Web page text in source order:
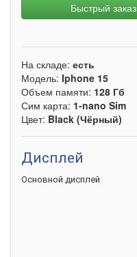
Быстрый заказ
На складе: есть
Модель: Iphone 15
Объем памяти: 128 Гб
Сим карта: 1-nano Sim
Цвет: Black (Чёрный)
Дисплей
Основной дисплей